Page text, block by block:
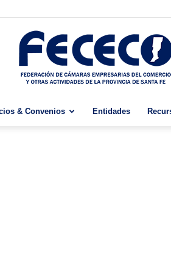
& Convenios Entidades